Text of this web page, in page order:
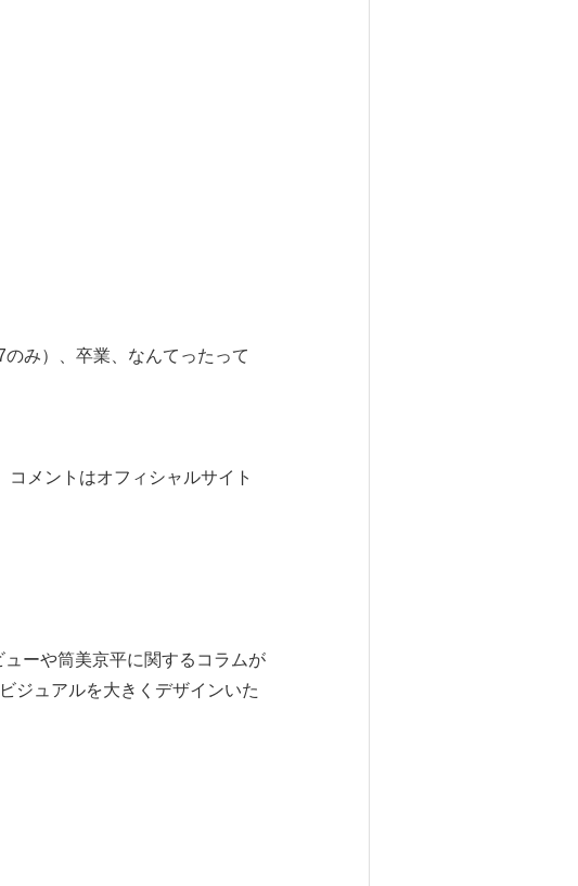
み）、卒業、なんてったって
メントはオフィシャルサイト
ーや筒美京平に関するコラムが
ジュアルを大きくデザインいた